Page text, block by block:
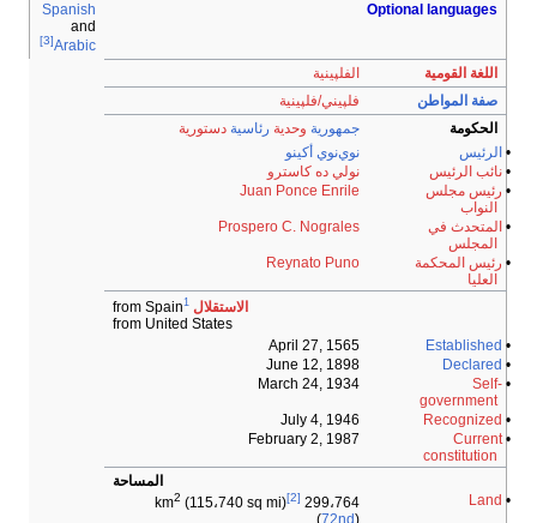
Optional languages
Spanish
and
Arabic
[3]
اللغة القومية
الفلپينية
صفة المواطن
فلپيني/فلپينية
الحكومة
جمهورية وحدية رئاسية دستورية
• الرئيس
نوي‌نوي أكينو
•نائب الرئيس
نولي ده كاسترو
• رئيس مجلس
النواب
Juan Ponce Enrile
• المتحدث في
المجلس
Prospero C. Nograles
• رئيس المحكمة
العليا
Reynato Puno
الاستقلال from Spain1
from United States
•
Established
April 27, 1565
•
Declared
June 12, 1898
•
Self-
government
March 24, 1934
•
Recognized
July 4, 1946
•
Current
constitution
February 2, 1987
المساحة
•
Land 299،764 km 2 (115،740 sq mi) [2]